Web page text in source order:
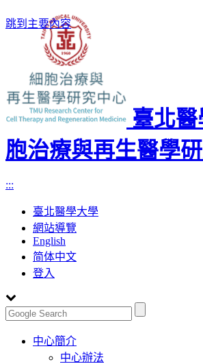
跳到主要內容
臺北醫
胞治療與再生醫學
:::
臺北醫學大學
網站導覽
English
简体中文
登入
Toggle
navigation
中心簡介
中心辦法